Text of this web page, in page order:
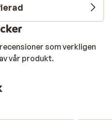
som verkligen
vår produkt.